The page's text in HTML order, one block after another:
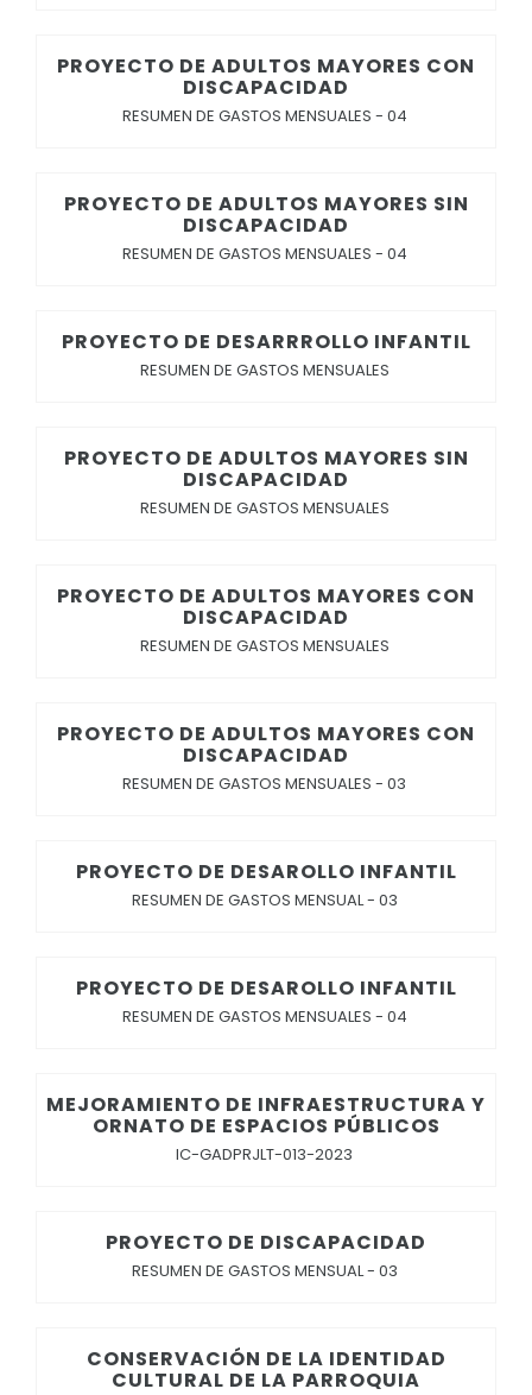
PROYECTO DE ADULTOS MAYORES CON
DISCAPACIDAD
RESUMEN DE GASTOS MENSUALES - 04
PROYECTO DE ADULTOS MAYORES SIN
DISCAPACIDAD
RESUMEN DE GASTOS MENSUALES - 04
PROYECTO DE DESARRROLLO INFANTIL
RESUMEN DE GASTOS MENSUALES
PROYECTO DE ADULTOS MAYORES SIN
DISCAPACIDAD
RESUMEN DE GASTOS MENSUALES
PROYECTO DE ADULTOS MAYORES CON
DISCAPACIDAD
RESUMEN DE GASTOS MENSUALES
PROYECTO DE ADULTOS MAYORES CON
DISCAPACIDAD
RESUMEN DE GASTOS MENSUALES - 03
PROYECTO DE DESAROLLO INFANTIL
RESUMEN DE GASTOS MENSUAL - 03
PROYECTO DE DESAROLLO INFANTIL
RESUMEN DE GASTOS MENSUALES - 04
MEJORAMIENTO DE INFRAESTRUCTURA Y
ORNATO DE ESPACIOS PÚBLICOS
IC-GADPRJLT-013-2023
PROYECTO DE DISCAPACIDAD
RESUMEN DE GASTOS MENSUAL - 03
CONSERVACIÓN DE LA IDENTIDAD
CULTURAL DE LA PARROQUIA